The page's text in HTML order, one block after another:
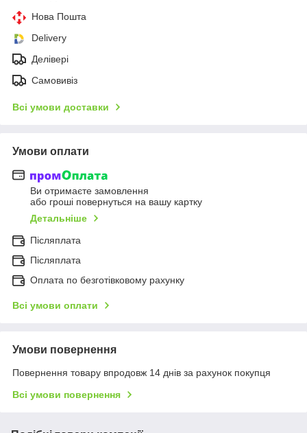
Нова Пошта
Delivery
Делівері
Самовивіз
Всі умови доставки
Умови оплати
Ви отримаєте замовлення
або гроші повернуться на вашу картку
Детальніше
Післяплата
Післяплата
Оплата по безготівковому рахунку
Всі умови оплати
Умови повернення
Повернення товару впродовж 14 днів за рахунок покупця
Всі умови повернення